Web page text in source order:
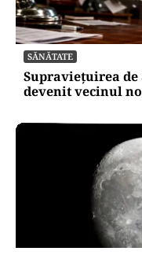
SĂNĂTATE
Supraviețuirea
devenit vecinul